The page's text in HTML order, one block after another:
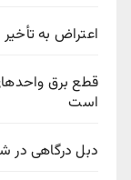
اعتراض به
قطع برق
است
دبل درگاهی در